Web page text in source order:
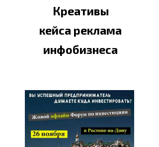
Креативы
кейса реклама
инфобизнеса